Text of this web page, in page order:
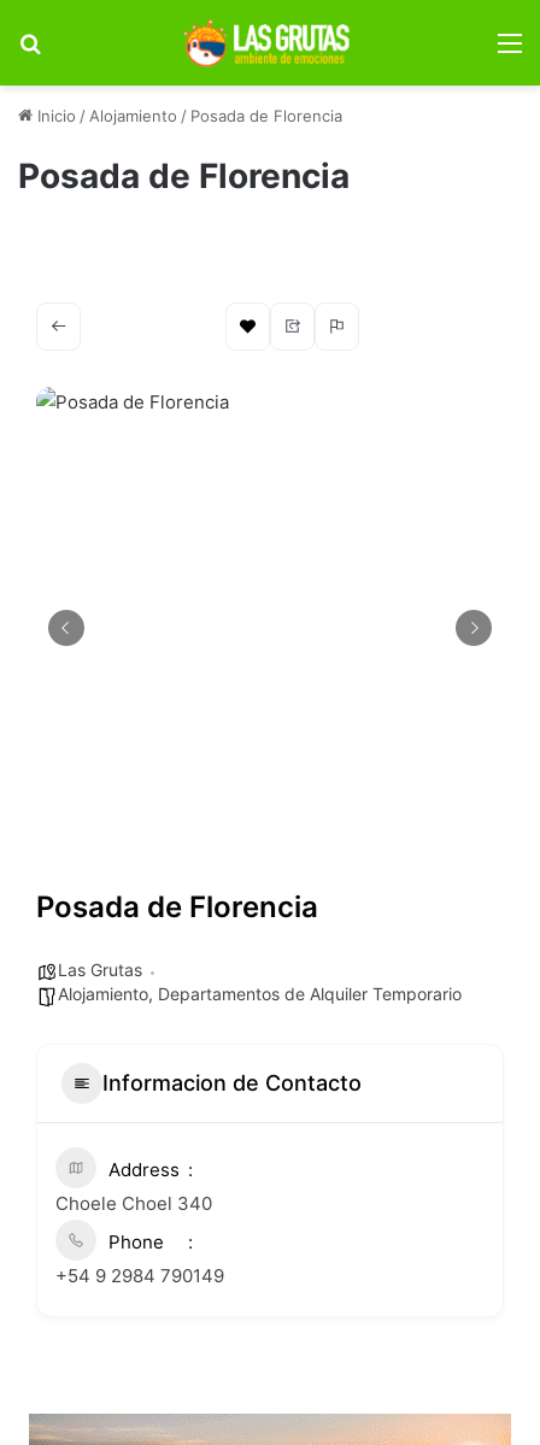
Inicio / Alojamiento / Posada de Florencia
Posada de Florencia
Posada de Florencia
Las Grutas
Alojamiento, Departamentos de Alquiler Temporario
Informacion de Contacto
Address
Choele Choel 340
Phone
+54 9 2984 790149